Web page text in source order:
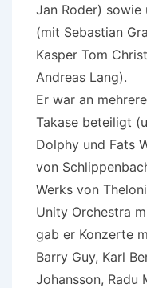
Jan Roder) sowie
(mit Sebastian
Kasper Tom
Andreas Lang).
Er war an
Takase beteiligt
Dolphy und Fats
von
Werks von
Unity Orchestra
gab er Konzerte
Barry Guy, Karl
Johansson, Radu